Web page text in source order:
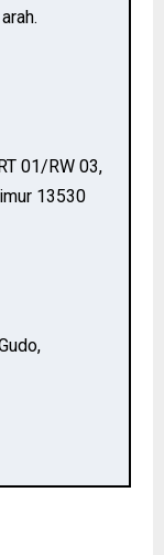
01/RW 03,
13530